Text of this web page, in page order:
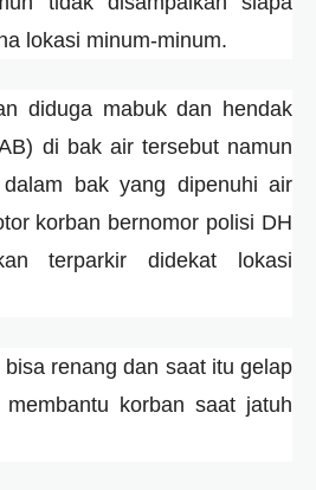
lokasi minum-minum.
diduga mabuk dan hendak
di bak air tersebut namun
dalam bak yang dipenuhi air
korban bernomor polisi DH
terparkir didekat lokasi
renang dan saat itu gelap
korban saat jatuh